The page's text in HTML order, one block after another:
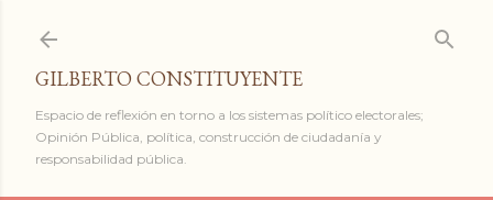
GILBERTO CONSTITUYENTE
Espacio de reflexión en torno a los sistemas político electorales;
Opinión Pública, política, construcción de ciudadanía y
responsabilidad pública.